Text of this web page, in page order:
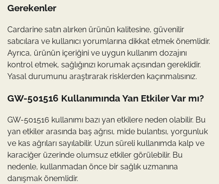
Gerekenler
Cardarine satın alırken ürünün kalitesine, güvenilir
satıcılara ve kullanıcı yorumlarına dikkat etmek önemlidir.
Ayrıca, ürünün içeriğini ve uygun kullanım dozajını
kontrol etmek, sağlığınızı korumak açısından gereklidir.
Yasal durumunu araştırarak risklerden kaçınmalısınız.
GW-501516 Kullanımında Yan Etkiler Var mı?
GW-501516 kullanımı bazı yan etkilere neden olabilir. Bu
yan etkiler arasında baş ağrısı, mide bulantısı, yorgunluk
ve kas ağrıları sayılabilir. Uzun süreli kullanımda kalp ve
karaciğer üzerinde olumsuz etkiler görülebilir. Bu
nedenle, kullanmadan önce bir sağlık uzmanına
danışmak önemlidir.